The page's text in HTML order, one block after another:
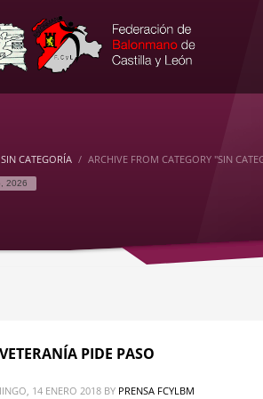
SIN CATEGORÍA ARCHIVE FROM CATEGORY "SIN
2026
PIDE PASO
14 ENERO 2018 BY PRENSA FCYLBM